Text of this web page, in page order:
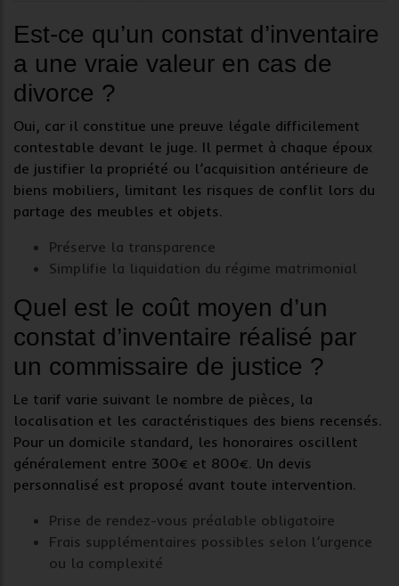
Est-ce qu’un constat d’inventaire
a une vraie valeur en cas de
divorce ?
Oui, car il constitue une preuve légale difficilement
contestable devant le juge. Il permet à chaque époux
de justifier la propriété ou l’acquisition antérieure de
biens mobiliers, limitant les risques de conflit lors du
partage des meubles et objets.
Préserve la transparence
Simplifie la liquidation du régime matrimonial
Quel est le coût moyen d’un
constat d’inventaire réalisé par
un commissaire de justice ?
Le tarif varie suivant le nombre de pièces, la
localisation et les caractéristiques des biens recensés.
Pour un domicile standard, les honoraires oscillent
généralement entre 300€ et 800€. Un devis
personnalisé est proposé avant toute intervention.
Prise de rendez-vous préalable obligatoire
Frais supplémentaires possibles selon l’urgence
ou la complexité